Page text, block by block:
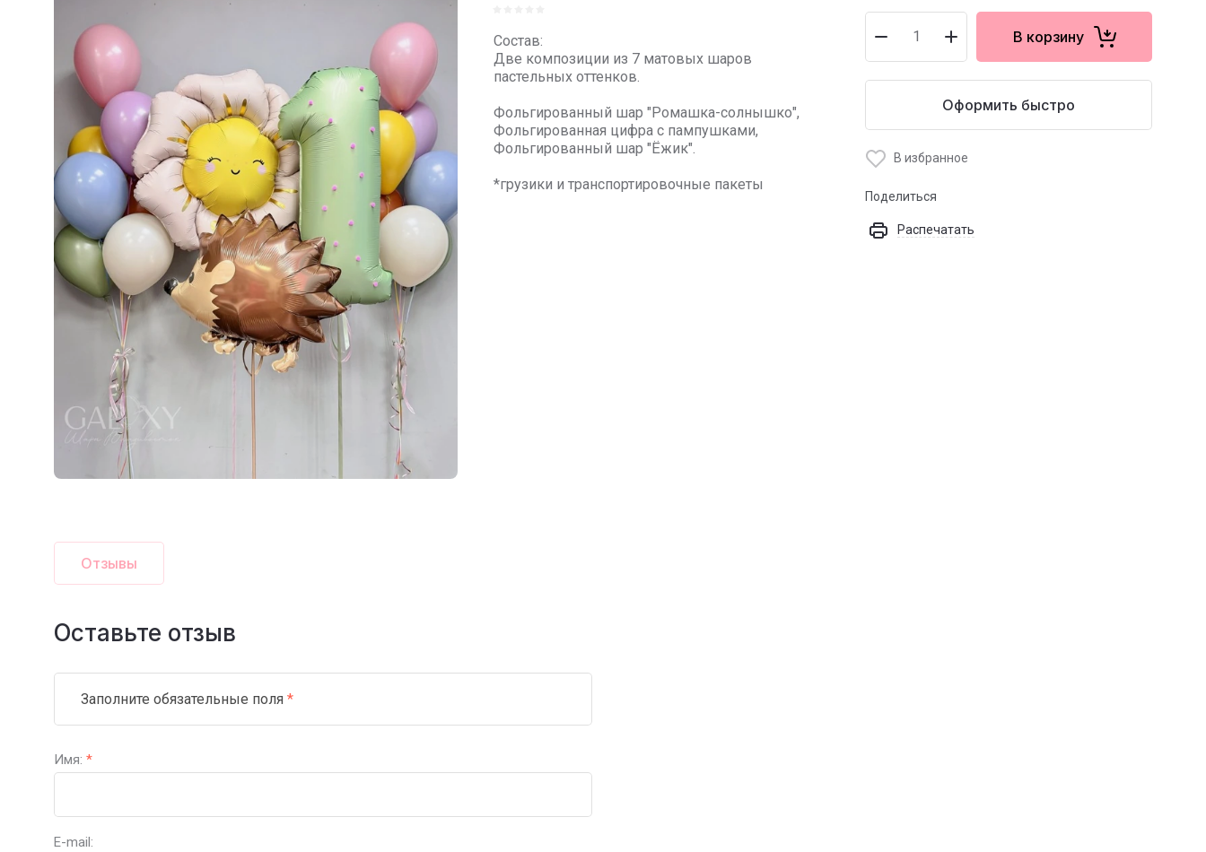
Состав:
Две композиции из 7 матовых шаров
пастельных оттенков.
Фольгированный шар "Ромашка-солнышко",
Фольгированная цифра с пампушками,
Фольгированный шар "Ёжик".
*грузики и транспортировочные пакеты
В корзину
Оформить быстро
В избранное
Поделиться
Распечатать
Отзывы
Оставьте отзыв
Заполните обязательные поля *
Имя: *
E-mail: